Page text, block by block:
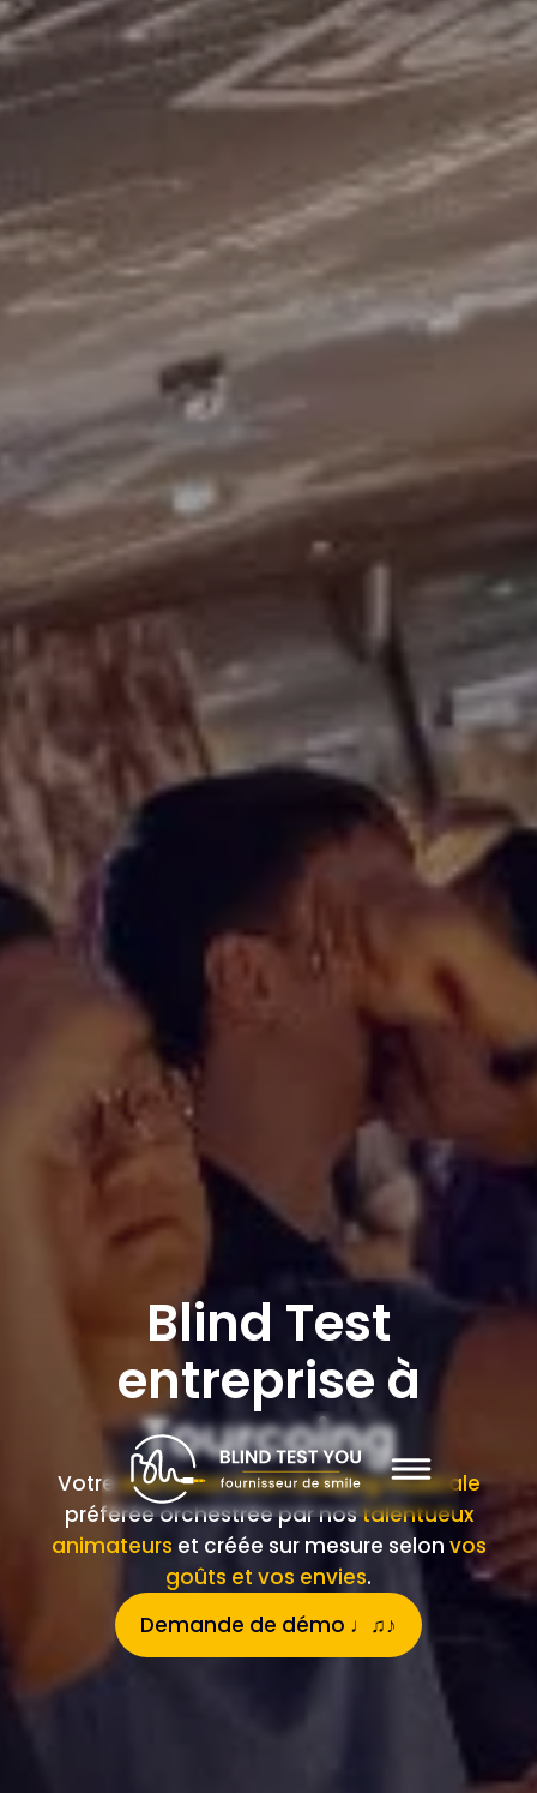
Blind Test
entreprise à
Tourcoing
Votreanimation team building musicale
préférée orchestrée par nostalentueux
animateurs et créée sur mesure selon vos
goûts et vos envies.
Demande de démo ♩♫♪